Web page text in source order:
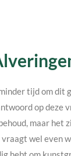
tijd om
op
maar
wel even